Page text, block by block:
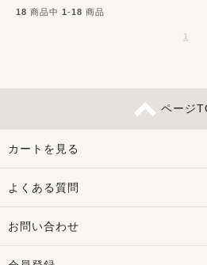
18 商品中 1-18 商品
1
ページ
カートを見る
よくある質問
お問い合わせ